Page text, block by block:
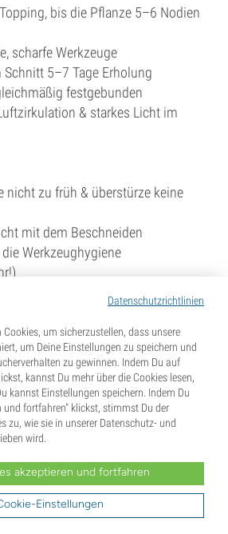
bis die Pflanze 5–6 Nodien
scharfe Werkzeuge
Schnitt 5–7 Tage Erholung
festgebunden
& starkes Licht im
nicht zu früh & überstürze keine
mit dem Beschneiden
Werkzeughygiene
Mainlining bei empfindlichen
regelmäßig nachzustellen
wird Mainlining zu einem
höhere Erträge und eine effizientere
dir das passende Werkzeug und die
wirst schnell sehen, warum diese
Growern so beliebt ist.
Sortiment anGrow-Tools und
Setup noch effizienter und
Und für weiterführende Methoden wie
Datenschutzrichtlinien
um sicherzustellen, dass unsere
um Deine Einstellungen zu speichern und
zu gewinnen. Indem Du auf
kannst Du mehr über die Cookies lesen,
kannst Einstellungen speichern. Indem Du
und fortfahren" klickst, stimmst Du der
zu, wie sie in unserer Datenschutz- und
wird.
akzeptieren und fortfahren
Einstellungen